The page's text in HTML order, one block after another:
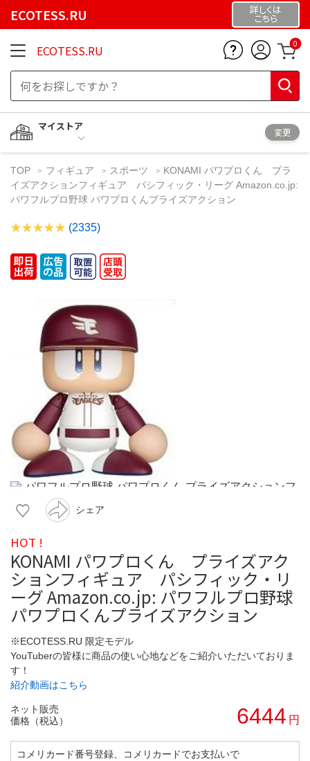
ECOTESS.RU 詳しくは
こちら
ECOTESS.RU 0
マイストア
変更
TOP フィギュア スポーツ
KONAMI パワプロくん プラ
イズアクションフィギュア パシフィック・リーグ Amazon.co.jp:
パワフルプロ野球 パワプロくんプライズアクション
(2335)
シェア
HOT !
KONAMI パワプロくん プライズアク
ションフィギュア パシフィック・リ
ーグ Amazon.co.jp: パワフルプロ野球
パワプロくんプライズアクション
※ECOTESS.RU 限定モデル
YouTuberの皆様に商品の使い心地などをご紹介いただいておりま
す！
紹介動画はこちら
ネット販売
価格（税込）
6444 円
コメリカード番号登録、コメリカードでお支払いで